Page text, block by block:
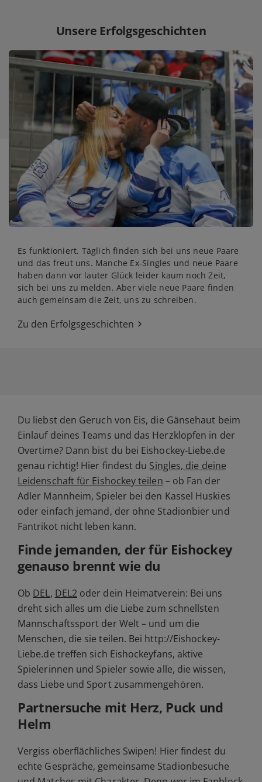
Unsere Erfolgsgeschichten
Es funktioniert. Täglich finden sich bei uns neue Paare
und das freut uns. Manche Ex-Singles und neue Paare
haben dann vor lauter Glück leider kaum noch Zeit,
sich bei uns zu melden. Aber viele neue Paare finden
auch gemeinsam die Zeit, uns zu schreiben.
Zu den Erfolgsgeschichten
Du liebst den Geruch von Eis, die Gänsehaut beim
Einlauf deines Teams und das Herzklopfen in der
Overtime? Dann bist du bei Eishockey-Liebe.de
genau richtig! Hier findest du Singles, die deine
Leidenschaft für Eishockey teilen – ob Fan der
Adler Mannheim, Spieler bei den Kassel Huskies
oder einfach jemand, der ohne Stadionbier und
Fantrikot nicht leben kann.
Finde jemanden, der für Eishockey
genauso brennt wie du
Ob DEL, DEL2 oder dein Heimatverein: Bei uns
dreht sich alles um die Liebe zum schnellsten
Mannschaftssport der Welt – und um die
Menschen, die sie teilen. Bei http://Eishockey-
Liebe.de treffen sich Eishockeyfans, aktive
Spielerinnen und Spieler sowie alle, die wissen,
dass Liebe und Sport zusammengehören.
Partnersuche mit Herz, Puck und
Helm
Vergiss oberflächliches Swipen! Hier findest du
echte Gespräche, gemeinsame Stadionbesuche